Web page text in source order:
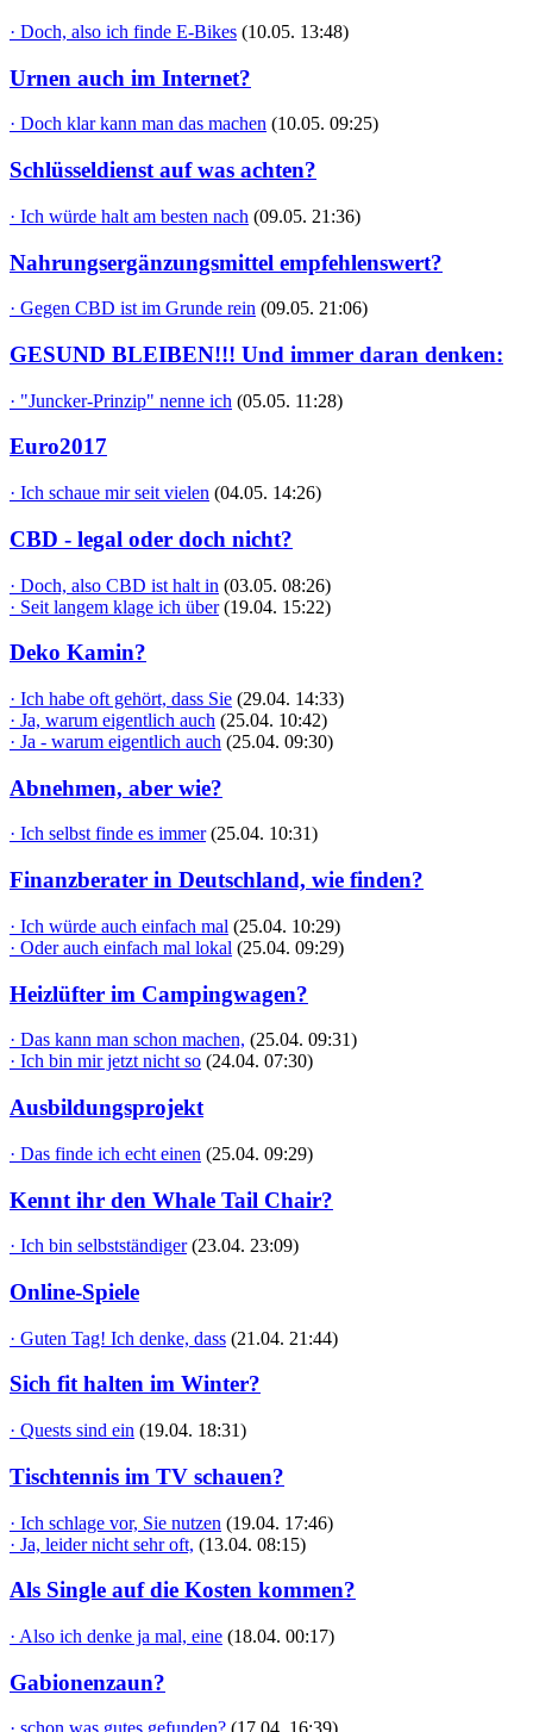
· Doch, also ich finde E-Bikes (10.05. 13:48)
Urnen auch im Internet?
· Doch klar kann man das machen (10.05. 09:25)
Schlüsseldienst auf was achten?
· Ich würde halt am besten nach (09.05. 21:36)
Nahrungsergänzungsmittel empfehlenswert?
· Gegen CBD ist im Grunde rein (09.05. 21:06)
GESUND BLEIBEN!!! Und immer daran denken:
· "Juncker-Prinzip" nenne ich (05.05. 11:28)
Euro2017
· Ich schaue mir seit vielen (04.05. 14:26)
CBD - legal oder doch nicht?
· Doch, also CBD ist halt in (03.05. 08:26)
· Seit langem klage ich über (19.04. 15:22)
Deko Kamin?
· Ich habe oft gehört, dass Sie (29.04. 14:33)
· Ja, warum eigentlich auch (25.04. 10:42)
· Ja - warum eigentlich auch (25.04. 09:30)
Abnehmen, aber wie?
· Ich selbst finde es immer (25.04. 10:31)
Finanzberater in Deutschland, wie finden?
· Ich würde auch einfach mal (25.04. 10:29)
· Oder auch einfach mal lokal (25.04. 09:29)
Heizlüfter im Campingwagen?
· Das kann man schon machen, (25.04. 09:31)
· Ich bin mir jetzt nicht so (24.04. 07:30)
Ausbildungsprojekt
· Das finde ich echt einen (25.04. 09:29)
Kennt ihr den Whale Tail Chair?
· Ich bin selbstständiger (23.04. 23:09)
Online-Spiele
· Guten Tag! Ich denke, dass (21.04. 21:44)
Sich fit halten im Winter?
· Quests sind ein (19.04. 18:31)
Tischtennis im TV schauen?
· Ich schlage vor, Sie nutzen (19.04. 17:46)
· Ja, leider nicht sehr oft, (13.04. 08:15)
Als Single auf die Kosten kommen?
· Also ich denke ja mal, eine (18.04. 00:17)
Gabionenzaun?